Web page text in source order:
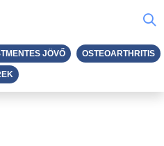
JÖVŐ OSTEOARTHRITIS